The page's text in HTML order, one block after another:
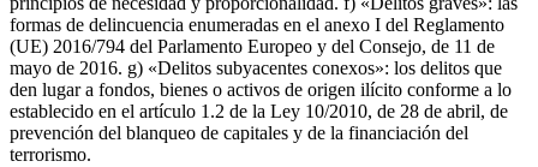
formas de delincuencia enumeradas en el anexo I del Reglamento
(UE) 2016/794 del Parlamento Europeo y del Consejo, de 11 de
mayo de 2016. g) «Delitos subyacentes conexos»: los delitos que
den lugar a fondos, bienes o activos de origen ilícito conforme a lo
establecido en el artículo 1.2 de la Ley 10/2010, de 28 de abril, de
prevención del blanqueo de capitales y de la financiación del
terrorismo.